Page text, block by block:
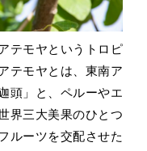
テモヤというトロピ
テモヤとは、東南ア
頭」と、ペルーやエ
界三大美果のひとつ
ルーツを交配させた